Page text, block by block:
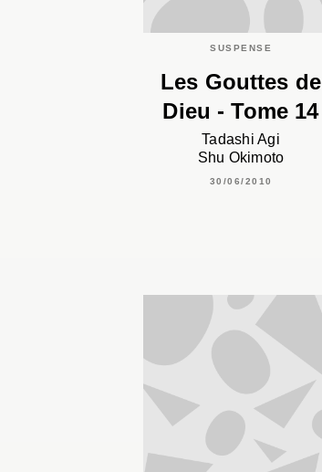
SUSPENSE
Les Gouttes de
Dieu - Tome 14
Tadashi Agi
Shu Okimoto
30/06/2010